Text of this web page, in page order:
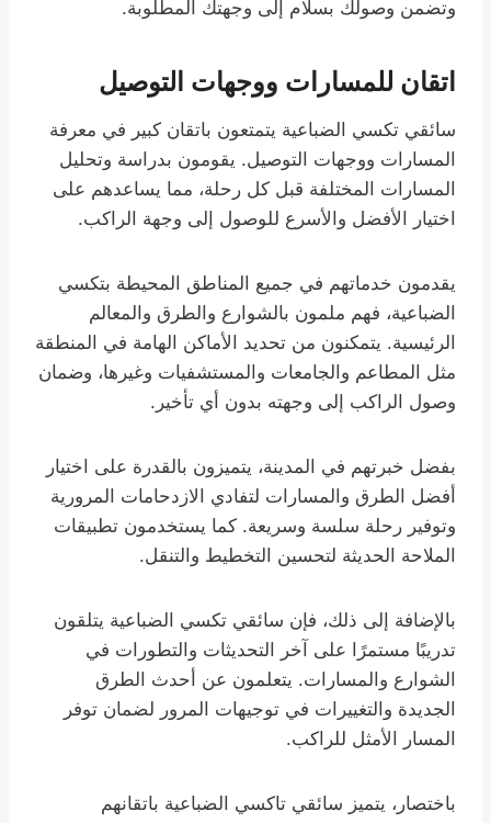
وتضمن وصولك بسلام إلى وجهتك المطلوبة.
اتقان للمسارات ووجهات التوصيل
سائقي تكسي الضباعية يتمتعون باتقان كبير في معرفة
المسارات ووجهات التوصيل. يقومون بدراسة وتحليل
المسارات المختلفة قبل كل رحلة، مما يساعدهم على
اختيار الأفضل والأسرع للوصول إلى وجهة الراكب.
يقدمون خدماتهم في جميع المناطق المحيطة بتكسي
الضباعية، فهم ملمون بالشوارع والطرق والمعالم
الرئيسية. يتمكنون من تحديد الأماكن الهامة في المنطقة
مثل المطاعم والجامعات والمستشفيات وغيرها، وضمان
وصول الراكب إلى وجهته بدون أي تأخير.
بفضل خبرتهم في المدينة، يتميزون بالقدرة على اختيار
أفضل الطرق والمسارات لتفادي الازدحامات المرورية
وتوفير رحلة سلسة وسريعة. كما يستخدمون تطبيقات
الملاحة الحديثة لتحسين التخطيط والتنقل.
بالإضافة إلى ذلك، فإن سائقي تكسي الضباعية يتلقون
تدريبًا مستمرًا على آخر التحديثات والتطورات في
الشوارع والمسارات. يتعلمون عن أحدث الطرق
الجديدة والتغييرات في توجيهات المرور لضمان توفر
المسار الأمثل للراكب.
باختصار، يتميز سائقي تاكسي الضباعية باتقانهم